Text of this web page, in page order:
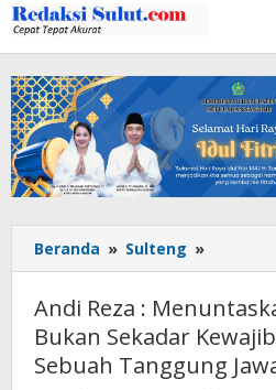
Lewati
ke
konten
Beranda » Sulteng »
Reza
Bukan
Andi Reza :
Bukan Sekadar
Sebuah Tanggung